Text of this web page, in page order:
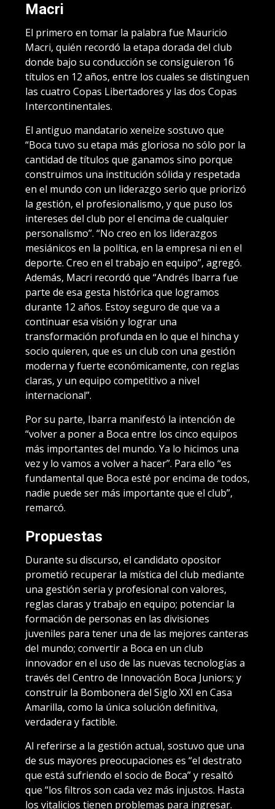
Macri
El primero en tomar la palabra fue Mauricio
Macri, quién recordó la etapa dorada del club
donde bajo su conducción se consiguieron 16
títulos en 12 años, entre los cuales se distinguen
las cuatro Copas Libertadores y las dos Copas
Intercontinentales.
El antiguo mandatario xeneize sostuvo que
“Boca tuvo su etapa más gloriosa no sólo por la
cantidad de títulos que ganamos sino porque
construimos una institución sólida y respetada
en el mundo con un liderazgo serio que priorizó
la gestión, el profesionalismo, y que puso los
intereses del club por el encima de cualquier
personalismo”. “No creo en los liderazgos
mesiánicos en la política, en la empresa ni en el
deporte. Creo en el trabajo en equipo”, agregó.
Además, Macri recordó que “Andrés Ibarra fue
parte de esa gesta histórica que logramos
durante 12 años. Estoy seguro de que va a
continuar esa visión y lograr una
transformación profunda en lo que el hincha y
socio quieren, que es un club con una gestión
moderna y fuerte económicamente, con reglas
claras, y un equipo competitivo a nivel
internacional”.
Por su parte, Ibarra manifestó la intención de
“volver a poner a Boca entre los cinco equipos
más importantes del mundo. Ya lo hicimos una
vez y lo vamos a volver a hacer”. Para ello “es
fundamental que Boca esté por encima de todos,
nadie puede ser más importante que el club”,
remarcó.
Propuestas
Durante su discurso, el candidato opositor
prometió recuperar la mística del club mediante
una gestión seria y profesional con valores,
reglas claras y trabajo en equipo; potenciar la
formación de personas en las divisiones
juveniles para tener una de las mejores canteras
del mundo; convertir a Boca en un club
innovador en el uso de las nuevas tecnologías a
través del Centro de Innovación Boca Juniors; y
construir la Bombonera del Siglo XXI en Casa
Amarilla, como la única solución definitiva,
verdadera y factible.
Al referirse a la gestión actual, sostuvo que una
de sus mayores preocupaciones es “el destrato
que está sufriendo el socio de Boca” y resaltó
que “los filtros son cada vez más injustos. Hasta
los vitalicios tienen problemas para ingresar.